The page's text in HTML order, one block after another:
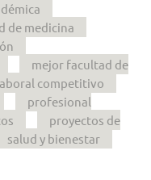
de medicina
mejor facultad de
competitivo
profesional
proyectos de
salud y bienestar